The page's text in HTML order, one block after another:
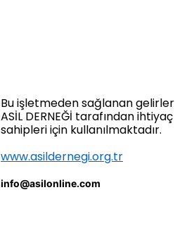
Bu işletmeden sağlanan gelirler
ASİL DERNEĞİ tarafından ihtiyaç
sahipleri için kullanılmaktadır.
www.asildernegi.org.tr
info@asilonline.com